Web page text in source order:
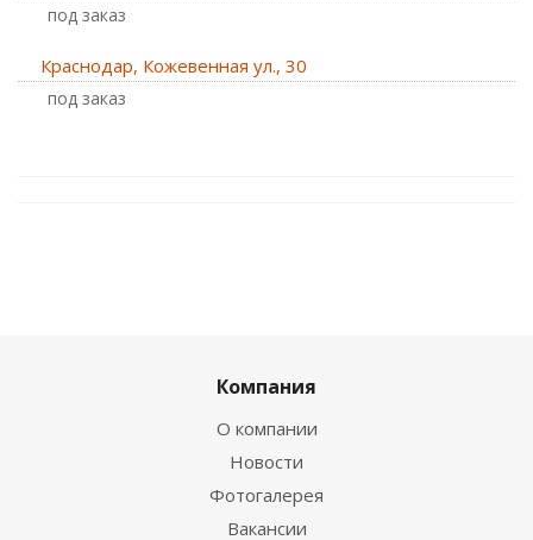
Под заказ
Краснодар, Кожевенная ул., 30
Под заказ
Компания
О компании
Новости
Фотогалерея
Вакансии